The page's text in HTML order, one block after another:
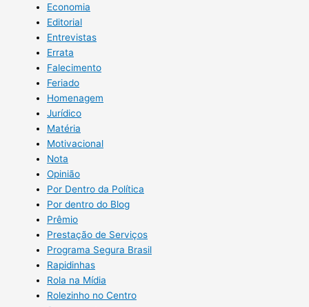
Economia
Editorial
Entrevistas
Errata
Falecimento
Feriado
Homenagem
Jurídico
Matéria
Motivacional
Nota
Opinião
Por Dentro da Política
Por dentro do Blog
Prêmio
Prestação de Serviços
Programa Segura Brasil
Rapidinhas
Rola na Mídia
Rolezinho no Centro